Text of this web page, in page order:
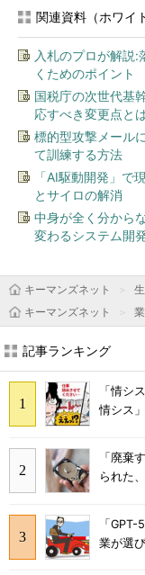
関連資料（ホワイ
入札のプロが解説
くためのポイント
国税庁の次世代基
応すべき変更点と
標的型攻撃メール
て訓練する方法
「AI駆動開発」で
とサイロの解消
中身が全く分から
変わるシステム開
キーマンズネット
キーマンズネット
記事ランキング
「情シ
情シス
「廃棄
られた
「
業が選